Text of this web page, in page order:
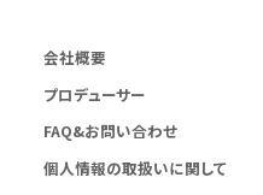
会社概要
プロデューサー
FAQ&お問い合わせ
個人情報の取扱いに関して